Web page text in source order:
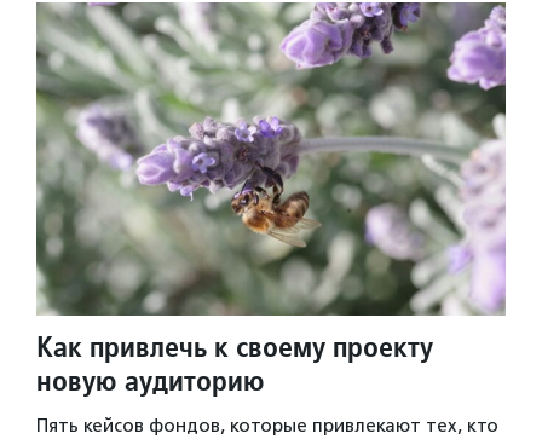
Как привлечь к своему проекту
новую аудиторию
Пять кейсов фондов, которые привлекают тех, кто